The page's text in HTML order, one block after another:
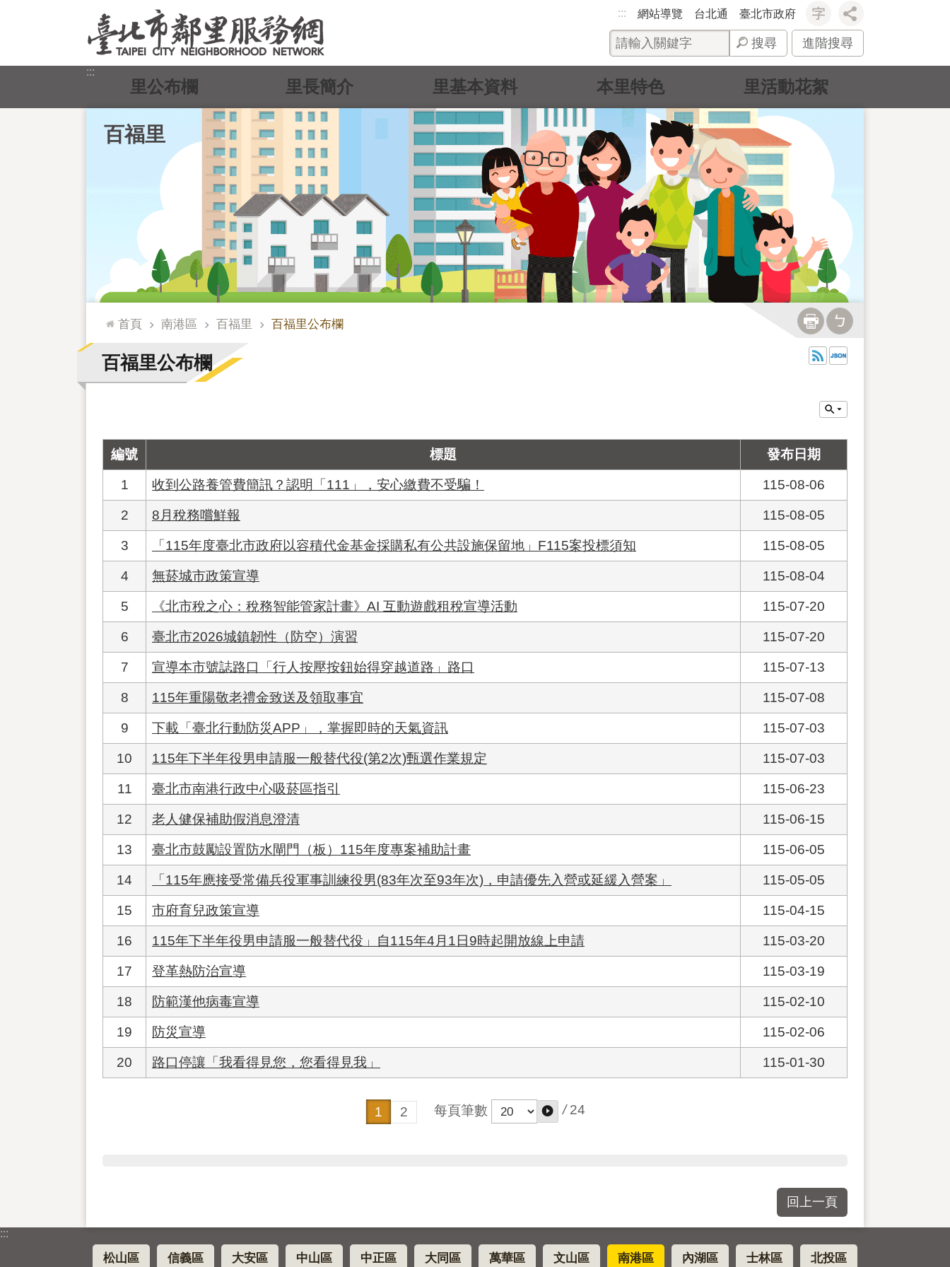
::: 網站導覽 台北通 臺北市政府
搜尋 進階搜尋
:::
百福里
里公布欄 里長簡介 里基本資料 本里特色 里活動花絮
::: 首頁 南港區 百福里 百福里公布欄
百福里公布欄
編號 標題 發布日期
1 收到公路養管費簡訊？認明「111」，安心繳費不受騙！ 115-08-06
2 8月稅務嚐鮮報 115-08-05
3 「115年度臺北市政府以容積代金基金採購私有公共設施保留地」F115案投標須知 115-08-05
4 無菸城市政策宣導 115-08-04
5 《北市稅之心：稅務智能管家計畫》AI 互動遊戲租稅宣導活動 115-07-20
6 臺北市2026城鎮韌性（防空）演習 115-07-20
7 宣導本市號誌路口「行人按壓按鈕始得穿越道路」路口 115-07-13
8 115年重陽敬老禮金致送及領取事宜 115-07-08
9 下載「臺北行動防災APP」，掌握即時的天氣資訊 115-07-03
10 115年下半年役男申請服一般替代役(第2次)甄選作業規定 115-07-03
11 臺北市南港行政中心吸菸區指引 115-06-23
12 老人健保補助假消息澄清 115-06-15
13 臺北市鼓勵設置防水閘門（板）115年度專案補助計畫 115-06-05
14 「115年應接受常備兵役軍事訓練役男(83年次至93年次)，申請優先入營或延緩入營案」 115-05-05
15 市府育兒政策宣導 115-04-15
16 115年下半年役男申請服一般替代役」自115年4月1日9時起開放線上申請 115-03-20
17 登革熱防治宣導 115-03-19
18 防範漢他病毒宣導 115-02-10
19 防災宣導 115-02-06
20 路口停讓「我看得見您，您看得見我」 115-01-30
1 2 每頁筆數 / 24
回上一頁
:::
松山區 信義區 大安區 中山區 中正區 大同區 萬華區 文山區 南港區 內湖區 士林區 北投區